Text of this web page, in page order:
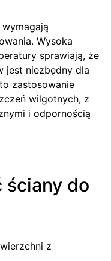
Wysoka
sprawiają, że
jest niezbędny dla
zastosowanie
wilgotnych, z
i odpornością
ściany do
z